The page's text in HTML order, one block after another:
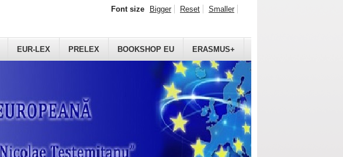
EUR-LEX PRELEX BOOKSHOP EU ERASMUS+
Font size Bigger Reset Smaller